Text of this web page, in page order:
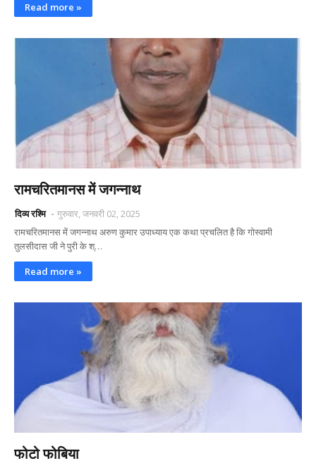
Read more »
रामचरितमानस में जगन्नाथ
दिव्य रश्मि
गुरुवार, जनवरी 02, 2025
रामचरितमानस में जगन्नाथ अरुण कुमार उपाध्याय एक कथा प्रचलित है कि गोस्वामी
तुलसीदास जी ने पुरी के श्…
Read more »
फोटो फोबिया